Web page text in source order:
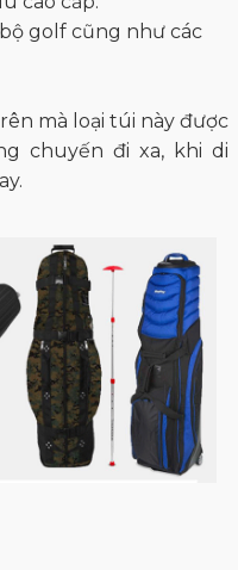
golf cũng như các
mà loại túi này được
chuyến đi xa, khi di